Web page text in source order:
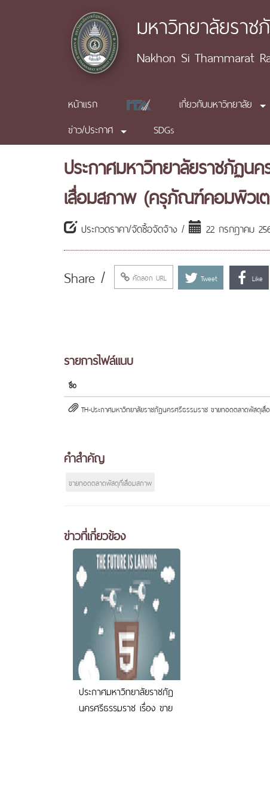
มหาวิทยาลัยรา
Nakhon Si Thammarat
หน้าแรก เกี่ยวกับมหาวิทยาลัย
ข่าว/ประกาศ
SDGs
ประกาศมหาวิทยาลัยราชภัฏน
เสื่อมสภาพ (ครุภัณฑ์คอมพิวเ
ประกวดราคา/จัดซื้อจัดจ้าง / 22 กรกฎาคม
Share / คัดลอก URL Tweet Like
รายการไฟล์แนบ
ชื่อ
TH-ประกาศมหาวิทยาลัยราชภัฏนครศรีธรรมราช ขายทอดตลาดพัสดุ
คำสำคัญ
ขายทอดตลาดพัสดุที่เสื่อมสภาพ
ข่าวที่เกี่ยวข้อง
ประกาศมหาวิทยาลัยราชภัฏ
นครศรีธรรมราช เรื่อง ขาย